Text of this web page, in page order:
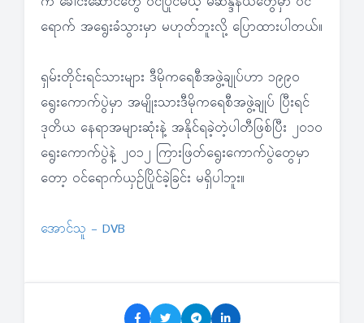
ရောက် အရွေးခံသွားမှာ မဟုတ်ဘူးလို့ ပြောထားပါတယ်။
ရှမ်းတိုင်းရင်သားများ ဒီမိုကရေစီအဖွဲ့ချုပ်ဟာ ၁၉၉၀
ရွေးကောက်ပွဲမှာ အမျိုးသားဒီမိုကရေစီအဖွဲ့ချုပ် ပြီးရင်
ဒုတိယ နေရာအများဆုံးနဲ့ အနိုင်ရခဲ့တဲ့ပါတီဖြစ်ပြီး ၂၀၁၀
ရွေးကောက်ပွဲနဲ့ ၂၀၁၂ ကြားဖြတ်ရွေးကောက်ပွဲတွေမှာ
တော့ ဝင်ရောက်ယှဉ်ပြိုင်ခဲ့ခြင်း မရှိပါဘူး။
အောင်သူ - DVB